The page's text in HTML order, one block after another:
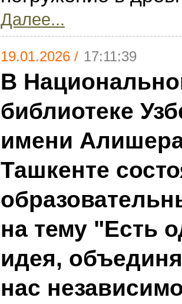
Далее...
19.01.2026 / 17:11:39
В
библиотеке
имени
Ташкенте
на тему "Есть
идея,
нас